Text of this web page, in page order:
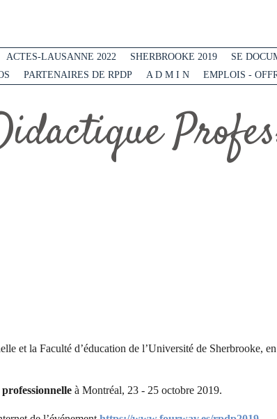
ACTES-LAUSANNE 2022 SHERBROOKE 2019 SE
PARTENAIRES DE RPDP A D M I N EMPLOIS -
et la Faculté d’éducation de l’Université de
à Montréal, 23 - 25 octobre 2019.